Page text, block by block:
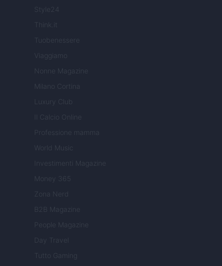
Style24
Think.it
Tuobenessere
Viaggiamo
Nonne Magazine
Milano Cortina
Luxury Club
Il Calcio Online
Professione mamma
World Music
Investimenti Magazine
Money 365
Zona Nerd
B2B Magazine
People Magazine
Day Travel
Tutto Gaming